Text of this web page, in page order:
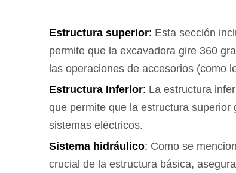
Estructura superior: Esta sección
permite que la excavadora gire 360
las operaciones de accesorios (como
Estructura Inferior: La estructura
que permite que la estructura
sistemas eléctricos.
Sistema hidráulico: Como se
crucial de la estructura básica,